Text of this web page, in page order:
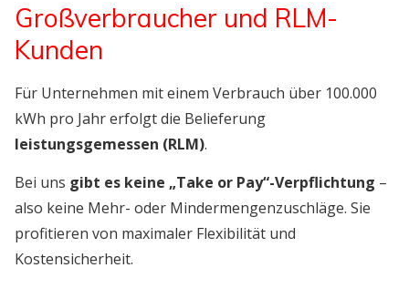
Großverbraucher und RLM-
Kunden
Für Unternehmen mit einem Verbrauch über 100.000
kWh pro Jahr erfolgt die Belieferung
leistungsgemessen (RLM).
Bei uns gibt es keine „Take or Pay“-Verpflichtung –
also keine Mehr- oder Mindermengenzuschläge. Sie
profitieren von maximaler Flexibilität und
Kostensicherheit.